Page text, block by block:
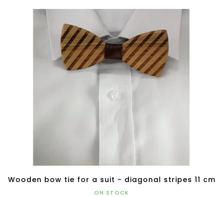
Wooden bow tie for a suit - diagonal stripes 11 cm
ON STOCK